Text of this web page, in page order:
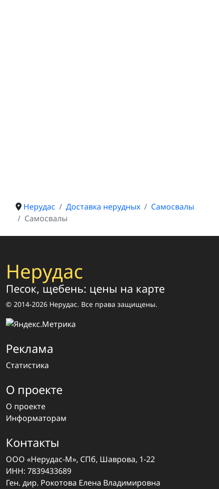
Нерудас Доставка нерудных
Самосвалы
Самосвалы
Нерудас
Песок, щебень: цены на карте
© 2014-2026 Нерудас. Все права защищены.
Реклама
Статистика
О проекте
О проекте
Информаторам
Контакты
ООО «Нерудас-М», СПб, Шаврова, 1-22
ИНН: 7839433689
Ген. дир. Рокотова Елена Владимировна